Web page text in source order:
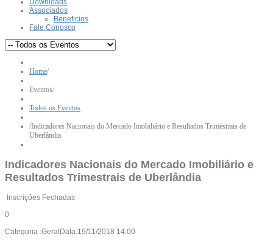
Downloads
Associados
Beneficios
Fale Conosco
Home/
Eventos/
Todos os Eventos
/Indicadores Nacionais do Mercado Imobiliário e Resultados Trimestrais de
Uberlândia
Indicadores Nacionais do Mercado Imobiliário e
Resultados Trimestrais de Uberlândia
Inscrições Fechadas
0
Categoria :GeralData:19/11/2018 14:00